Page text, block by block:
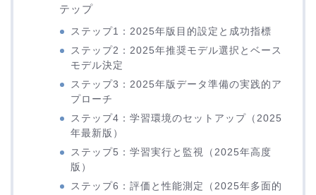
テップ
ステップ1：2025年版目的設定と成功指標
ステップ2：2025年推奨モデル選択とベース
モデル決定
ステップ3：2025年版データ準備の実践的ア
プローチ
ステップ4：学習環境のセットアップ（2025
年最新版）
ステップ5：学習実行と監視（2025年高度
版）
ステップ6：評価と性能測定（2025年多面的